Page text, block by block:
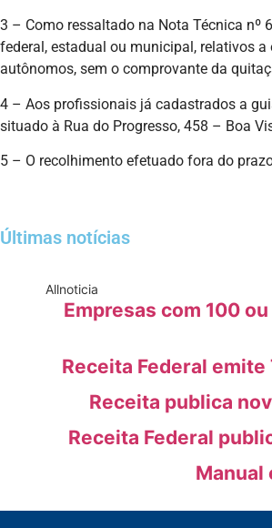
3 – Como ressaltado na Nota Técnica nº
federal, estadual ou municipal, relativos
autônomos, sem o comprovante da
4 – Aos profissionais já cadastrados a
situado à Rua do Progresso, 458 – Boa
5 – O recolhimento efetuado fora do
Últimas notícias
Allnoticia
Empresas com 100
Receita Federal
Receita publica
Receita Federal